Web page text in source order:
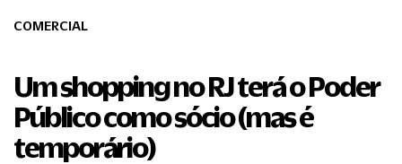
COMERCIAL
Um shopping no RJ terá o Poder
Público como sócio (mas é
temporário)